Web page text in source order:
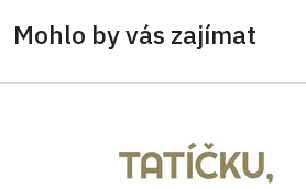
Mohlo by vás zajímat